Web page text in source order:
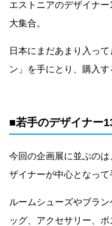
エストニアのデザイナ
大集合。
日本にまだあまり入っ
ン」を手にとり、購入す
■若手のデザイナー
今回の企画展に並ぶの
ザイナーが中心となって
ルームシューズやブラ
ッグ、アクセサリー、